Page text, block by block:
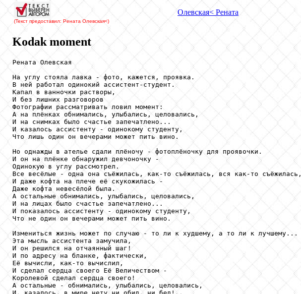
(Текст предоставил: Рената Олевская<)
Олевская< Рената
Kodak moment
Рената Олевская
На углу стояла лавка - фото, кажется, проявка.
В ней работал одинокий ассистент-студент.
Капал в ванночки растворы,
И без лишних разговоров
Фотографии рассматривать ловил момент:
А на плёнках обнимались, улыбались, целовались,
И на снимках было счастье запечатлено...
И казалось ассистенту - одинокому студенту,
Что лишь один он вечерами может пить вино.
Но однажды в ателье сдали плёночу - фотоплёночку для проявочки.
И он на плёнке обнаружил девчоночку -
Одинокую в углу рассмотрел.
Все весёлые - одна она съёжилась, как-то съёжилась, вся как-то съёжилась,
И даже кофта на плече её скукожилась -
Даже кофта невесёлой была.
А остальные обнимались, улыбались, целовались,
И на лицах было счастье запечатлено...
И показалось ассистенту - одинокому студенту,
Что не один он вечерами может пить вино.
Измениться жизнь может по случаю - то ли к худшему, а то ли к лучшему...
Эта мысль ассистента замучила,
И он решился на отчаянный шаг!
И по адресу на бланке, фактически,
Её вычисли, как-то вычислил,
И сделал сердца своего Её Величеством -
Королевой сделал сердца своего!
А остальные - обнимались, улыбались, целовались,